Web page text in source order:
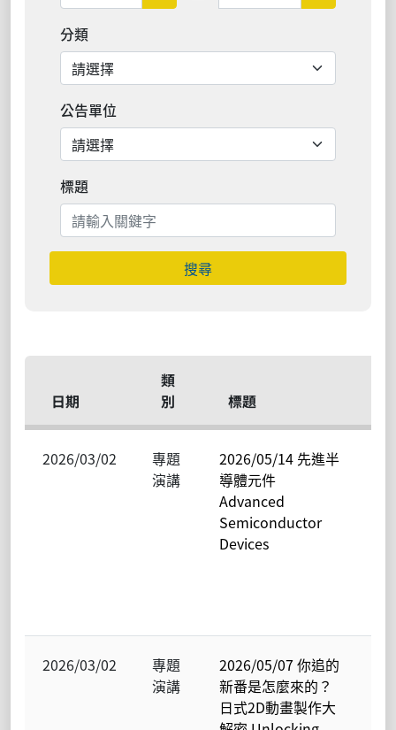
分類
公告單位
標題
搜尋
日期
類
別
標題
2026/03/02
專題
演講
2026/05/14 先進半
導體元件
Advanced
Semiconductor
Devices
2026/03/02
專題
演講
2026/05/07 你追的
新番是怎麼來的？
日式2D動畫製作大